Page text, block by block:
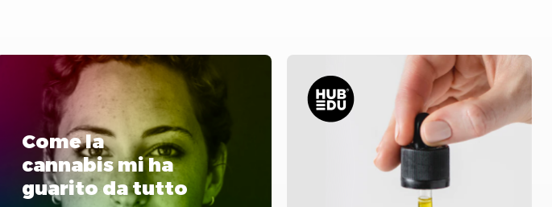
Come la
cannabis mi ha
guarito da tutto